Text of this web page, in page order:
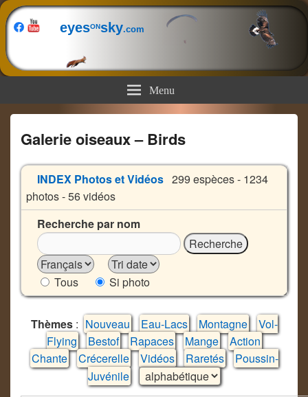
eyesONsky.com
Menu
Galerie oiseaux – Birds
INDEX Photos et Vidéos 299 espèces - 1234
photos - 56 vidéos
Recherche par nom
Tous Si photo
Thèmes: Nouveau Eau-Lacs Montagne
Vol-
Flying
Bestof Rapaces Mange
Action
Chante
Crécerelle Vidéos Raretés
Poussin-
Juvénile